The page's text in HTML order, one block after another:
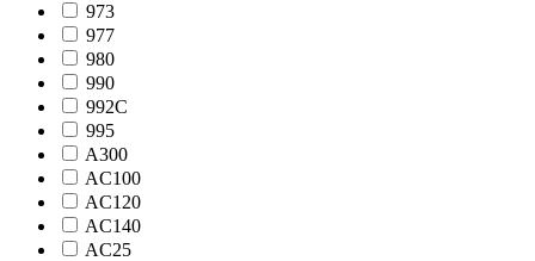
973
977
980
990
992C
995
A300
AC100
AC120
AC140
AC25